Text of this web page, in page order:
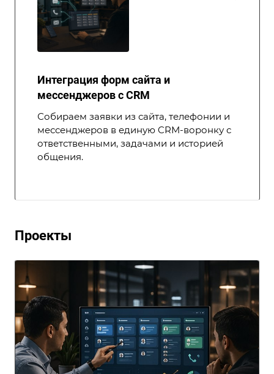
Интеграция форм сайта и
мессенджеров с CRM
Собираем заявки из сайта, телефонии и
мессенджеров в единую CRM-воронку с
ответственными, задачами и историей
общения.
Проекты